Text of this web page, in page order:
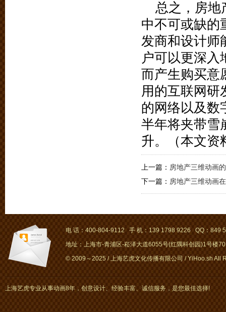
总之，房地
中不可或缺的
发商和设计师
户可以更深
而产生购买意
用的互联网研
的网络以及数
半年将夹带雪
升。（本文资
上一篇： 房地产三维动画
下一篇： 房地产三维动画
电 话：400-804-9112 手 机：139 1798 9226 QQ：849
地址：上海市-青浦区-崧泽大道6055号(红隅科创园)1号楼
© 2009～2025 / 上海艺虎文化传播有限公司 / YiHoo.sh All
上海艺虎专业从事动画8年，创意设计、经验丰富、诚信服务，是您最佳选择!